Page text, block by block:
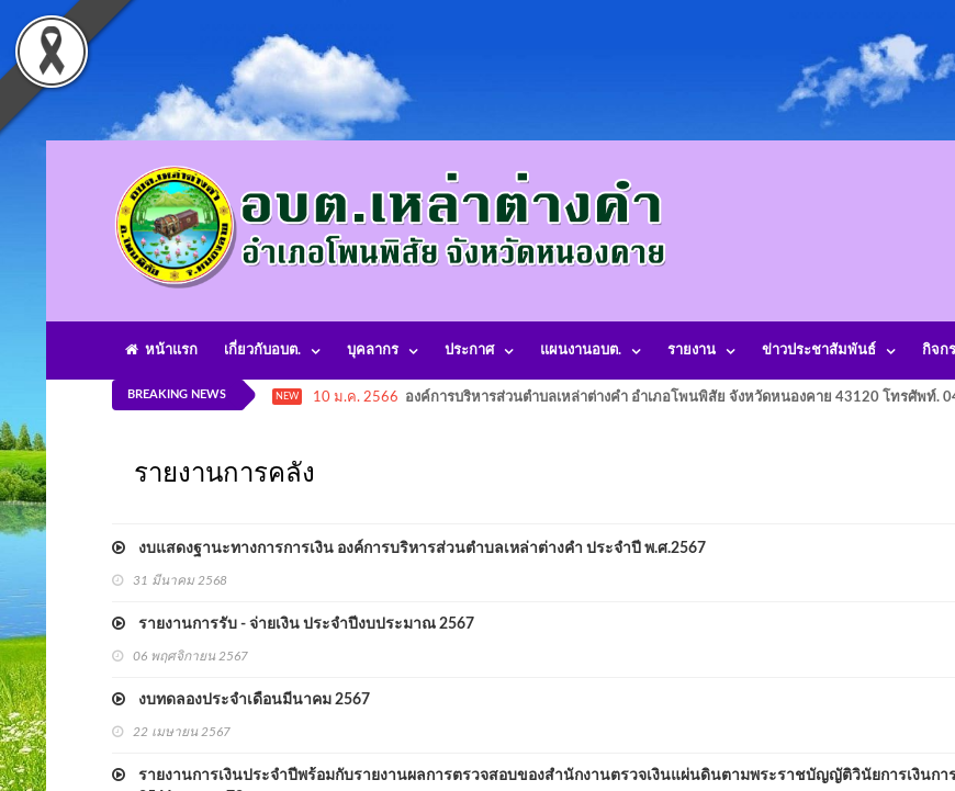
หน้าแรก เกี่ยวกับอบต. บุคลากร ประกาศ แผนงานอบต. รายงาน ข่าวประชาสัมพันธ์ กิจก
BREAKING NEWS NEW 10 ม.ค. 2566 องค์การบริหารส่วนตำบลเหล่าต่างคำ อำเภอโพนพิสัย จังหวัดหนองคาย 43120 โทรศัพท์.
รายงานการคลัง
งบแสดงฐานะทางการการเงิน องค์การบริหารส่วนตำบลเหล่าต่างคำ ประจำปี พ.ศ.2567
31 มีนาคม 2568
รายงานการรับ - จ่ายเงิน ประจำปีงบประมาณ 2567
06 พฤศจิกายน 2567
งบทดลองประจำเดือนมีนาคม 2567
22 เมษายน 2567
รายงานการเงินประจำปีพร้อมกับรายงานผลการตรวจสอบของสำนักงานตรวจเงินแผ่นดินตามพระราชบัญญัติวินัยการเงินกา